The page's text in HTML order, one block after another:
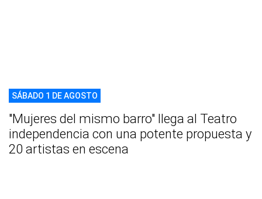
SÁBADO 1 DE AGOSTO
"Mujeres del mismo barro" llega al Teatro
independencia con una potente propuesta y
20 artistas en escena